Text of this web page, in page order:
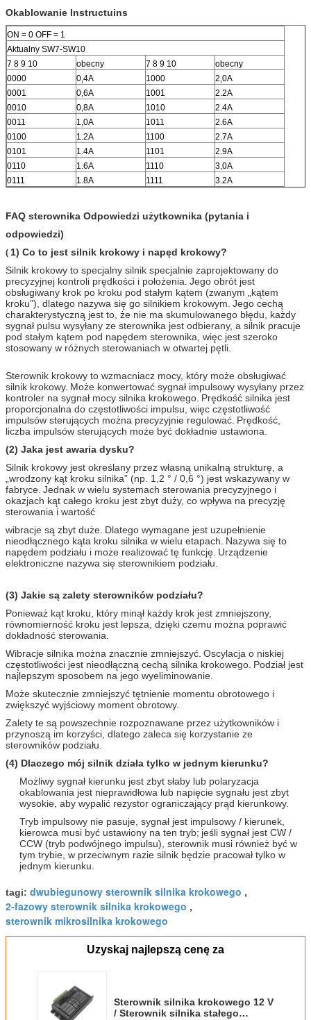
Okablowanie Instructuins
ON = 0 OFF = 1
Aktualny SW7-SW10
7 8 9 10
obecny 7 8 9 10
obecny
0000
0,4A 1000
2,0A
0001
0,6A 1001
2.2A
0010
0,8A 1010
2.4A
0011
1,0A 1011
2.6A
0100
1.2A 1100
2.7A
0101
1.4A 1101
2.9A
0110
1.6A 1110
3,0A
0111
1.8A 1111 3.2A
FAQ sterownika Odpowiedzi użytkownika (pytania i
odpowiedzi)
( 1) Co to jest silnik krokowy i napęd krokowy?
Silnik krokowy to specjalny silnik specjalnie zaprojektowany do
precyzyjnej kontroli prędkości i położenia. Jego obrót jest
obsługiwany krok po kroku pod stałym kątem (zwanym „kątem
kroku”), dlatego nazywa się go silnikiem krokowym. Jego cechą
charakterystyczną jest to, że nie ma skumulowanego błędu, każdy
sygnał pulsu wysyłany ze sterownika jest odbierany, a silnik pracuje
pod stałym kątem pod napędem sterownika, więc jest szeroko
stosowany w różnych sterowaniach w otwartej pętli.
Sterownik krokowy to wzmacniacz mocy, który może obsługiwać
silnik krokowy. Może konwertować sygnał impulsowy wysyłany przez
kontroler na sygnał mocy silnika krokowego. Prędkość silnika jest
proporcjonalna do częstotliwości impulsu, więc częstotliwość
impulsów sterujących można precyzyjnie regulować. Prędkość,
liczba impulsów sterujących może być dokładnie ustawiona.
(2) Jaka jest awaria dysku?
Silnik krokowy jest określany przez własną unikalną strukturę, a
„wrodzony kąt kroku silnika” (np. 1,2 ° / 0,6 °) jest wskazywany w
fabryce. Jednak w wielu systemach sterowania precyzyjnego i
okazjach kąt całego kroku jest zbyt duży, co wpływa na precyzję
sterowania i wartość
wibracje są zbyt duże. Dlatego wymagane jest uzupełnienie
nieodłącznego kąta kroku silnika w wielu etapach. Nazywa się to
napędem podziału i może realizować tę funkcję. Urządzenie
elektroniczne nazywa się sterownikiem podziału.
(3) Jakie są zalety sterowników podziału?
Ponieważ kąt kroku, który minął każdy krok jest zmniejszony,
równomierność kroku jest lepsza, dzięki czemu można poprawić
dokładność sterowania.
Wibracje silnika można znacznie zmniejszyć. Oscylacja o niskiej
częstotliwości jest nieodłączną cechą silnika krokowego. Podział jest
najlepszym sposobem na jego wyeliminowanie.
Może skutecznie zmniejszyć tętnienie momentu obrotowego i
zwiększyć wyjściowy moment obrotowy.
Zalety te są powszechnie rozpoznawane przez użytkowników i
przynoszą im korzyści, dlatego zaleca się korzystanie ze
sterowników podziału.
(4) Dlaczego mój silnik działa tylko w jednym kierunku?
Możliwy sygnał kierunku jest zbyt słaby lub polaryzacja
okablowania jest nieprawidłowa lub napięcie sygnału jest zbyt
wysokie, aby wypalić rezystor ograniczający prąd kierunkowy.
Tryb impulsowy nie pasuje, sygnał jest impulsowy / kierunek,
kierowca musi być ustawiony na ten tryb; jeśli sygnał jest CW /
CCW (tryb podwójnego impulsu), sterownik musi również być w
tym trybie, w przeciwnym razie silnik będzie pracował tylko w
jednym kierunku.
tagi: dwubiegunowy sterownik silnika krokowego ,
2-fazowy sterownik silnika krokowego ,
sterownik mikrosilnika krokowego
Uzyskaj najlepszą cenę za
Sterownik silnika krokowego 12 V
/ Sterownik silnika stałego